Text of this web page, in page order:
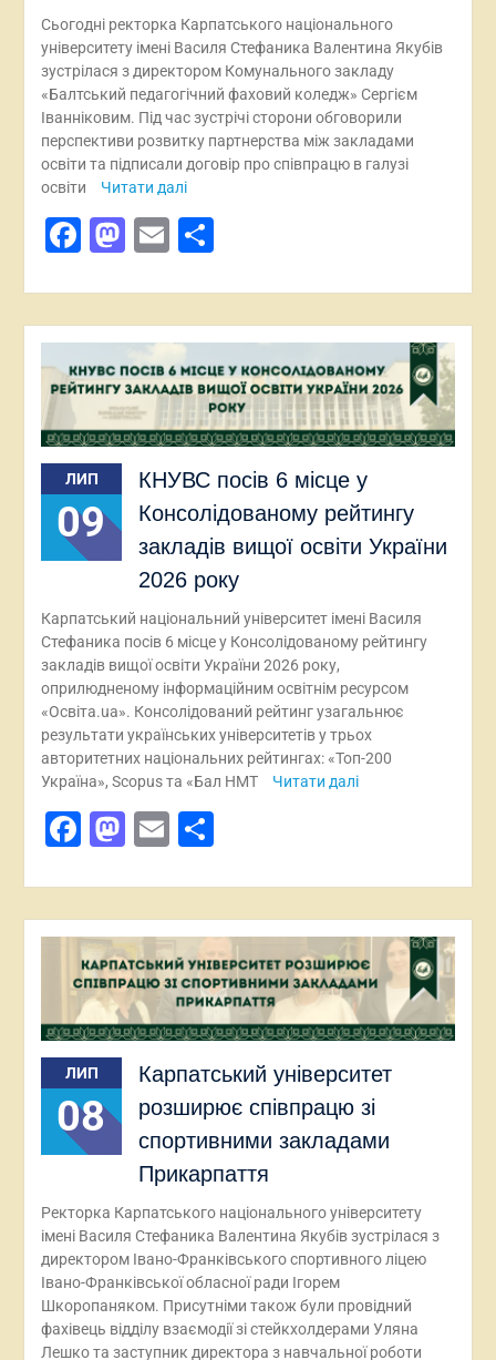
Сьогодні ректорка Карпатського національного
університету імені Василя Стефаника Валентина Якубів
зустрілася з директором Комунального закладу
«Балтський педагогічний фаховий коледж» Сергієм
Іванніковим. Під час зустрічі сторони обговорили
перспективи розвитку партнерства між закладами
освіти та підписали договір про співпрацю в галузі
освіти
Читати далі
Facebook
Mastodon
EmailПоділитися
ЛИП
09
КНУВС посів 6 місце у
Консолідованому рейтингу
закладів вищої освіти України
2026 року
Карпатський національний університет імені Василя
Стефаника посів 6 місце у Консолідованому рейтингу
закладів вищої освіти України 2026 року,
оприлюдненому інформаційним освітнім ресурсом
«Освіта.ua». Консолідований рейтинг узагальнює
результати українських університетів у трьох
авторитетних національних рейтингах: «Топ-200
Україна», Scopus та «Бал НМТ
Читати далі
Facebook
Mastodon
EmailПоділитися
ЛИП
08
Карпатський університет
розширює співпрацю зі
спортивними закладами
Прикарпаття
Ректорка Карпатського національного університету
імені Василя Стефаника Валентина Якубів зустрілася з
директором Івано-Франківського спортивного ліцею
Івано-Франківської обласної ради Ігорем
Шкоропаняком. Присутніми також були провідний
фахівець відділу взаємодії зі стейкхолдерами Уляна
Лешко та заступник директора з навчальної роботи